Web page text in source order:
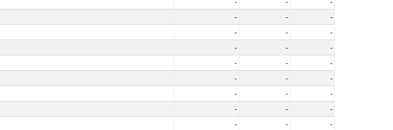
- -
-
- -
-
- -
-
- -
-
- -
-
- -
-
- -
-
- -
-